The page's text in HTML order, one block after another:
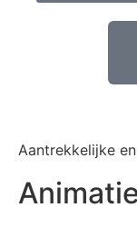
Aantrekkelijke